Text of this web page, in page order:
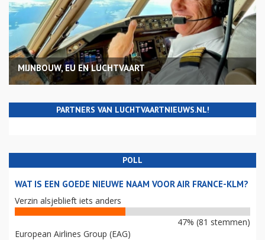
MIJNBOUW, EU EN LUCHTVAART
PARTNERS VAN LUCHTVAARTNIEUWS.NL!
POLL
WAT IS EEN GOEDE NIEUWE NAAM VOOR AIR FRANCE-KLM?
Verzin alsjeblieft iets anders
47% (81 stemmen)
European Airlines Group (EAG)